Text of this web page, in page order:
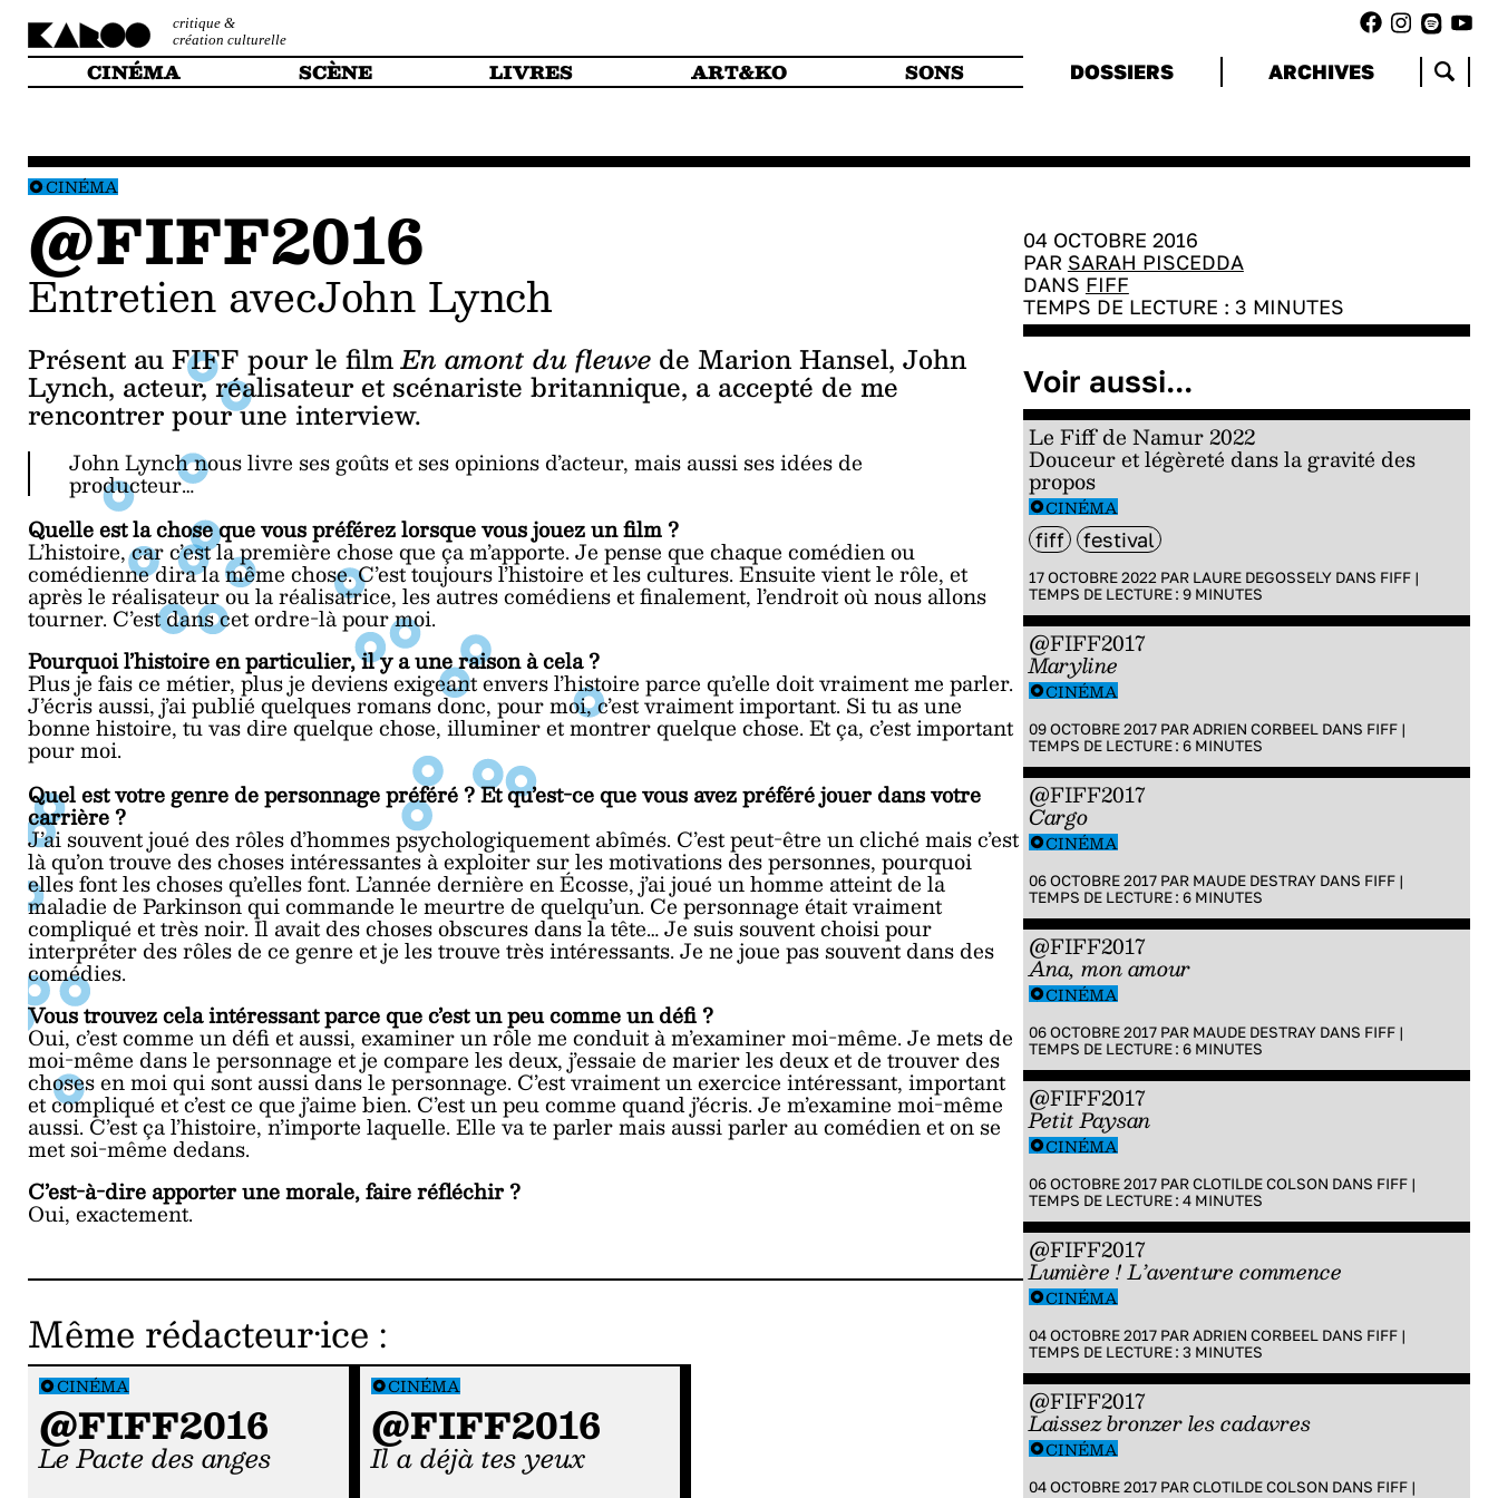
critique &
création culturelle
CINÉMA SCÈNE LIVRES ART&KO SONS DOSSIERS ARCHIVES
CINÉMA
@FIFF2016
Entretien avecJohn Lynch
Présent au FIFF pour le filmEn amont du fleuve de Marion Hansel, John
Lynch, acteur, réalisateur et scénariste britannique, a accepté de me
rencontrer pour une interview.
John Lynch nous livre ses goûts et ses opinions d’acteur, mais aussi ses idées de
producteur…
Quelle est la chose que vous préférez lorsque vous jouez un film ?
L’histoire, car c’est la première chose que ça m’apporte. Je pense que chaque comédien ou
comédienne dira la même chose. C’est toujours l’histoire et les cultures. Ensuite vient le rôle, et
après le réalisateur ou la réalisatrice, les autres comédiens et finalement, l’endroit où nous allons
tourner. C’est dans cet ordre-là pour moi.
Pourquoi l’histoire en particulier, il y a une raison à cela ?
Plus je fais ce métier, plus je deviens exigeant envers l’histoire parce qu’elle doit vraiment me parler.
J’écris aussi, j’ai publié quelques romans donc, pour moi, c’est vraiment important. Si tu as une
bonne histoire, tu vas dire quelque chose, illuminer et montrer quelque chose. Et ça, c’est important
pour moi.
Quel est votre genre de personnage préféré ? Et qu’est-ce que vous avez préféré jouer dans votre
carrière ?
J’ai souvent joué des rôles d’hommes psychologiquement abîmés. C’est peut-être un cliché mais c’est
là qu’on trouve des choses intéressantes à exploiter sur les motivations des personnes, pourquoi
elles font les choses qu’elles font. L’année dernière en Écosse, j’ai joué un homme atteint de la
maladie de Parkinson qui commande le meurtre de quelqu’un. Ce personnage était vraiment
compliqué et très noir. Il avait des choses obscures dans la tête… Je suis souvent choisi pour
interpréter des rôles de ce genre et je les trouve très intéressants. Je ne joue pas souvent dans des
comédies.
Vous trouvez cela intéressant parce que c’est un peu comme un défi ?
Oui, c’est comme un défi et aussi, examiner un rôle me conduit à m’examiner moi-même. Je mets de
moi-même dans le personnage et je compare les deux, j’essaie de marier les deux et de trouver des
choses en moi qui sont aussi dans le personnage. C’est vraiment un exercice intéressant, important
et compliqué et c’est ce que j’aime bien. C’est un peu comme quand j’écris. Je m’examine moi-même
aussi. C’est ça l’histoire, n’importe laquelle. Elle va te parler mais aussi parler au comédien et on se
met soi-même dedans.
C’est-à-dire apporter une morale, faire réfléchir ?
Oui, exactement.
Même rédacteur·ice :
CINÉMA
@FIFF2016
Le Pacte des anges
CINÉMA
@FIFF2016
Il a déjà tes yeux
04 OCTOBRE 2016
PAR SARAH PISCEDDA
DANS FIFF
TEMPS DE LECTURE : 3 MINUTES
Voir aussi...
Le Fiff de Namur 2022
Douceur et légèreté dans la gravité des
propos
CINÉMA
fiff festival
17 OCTOBRE 2022 PAR LAURE DEGOSSELYDANS FIFF|
TEMPS DE LECTURE : 9MINUTES
@FIFF2017
Maryline
CINÉMA
09 OCTOBRE 2017 PARADRIEN CORBEEL DANS FIFF|
TEMPS DE LECTURE : 6MINUTES
@FIFF2017
Cargo
CINÉMA
06 OCTOBRE 2017 PAR MAUDE DESTRAYDANS FIFF|
TEMPS DE LECTURE : 6MINUTES
@FIFF2017
Ana, mon amour
CINÉMA
06 OCTOBRE 2017 PAR MAUDE DESTRAYDANS FIFF|
TEMPS DE LECTURE : 6MINUTES
@FIFF2017
Petit Paysan
CINÉMA
06 OCTOBRE 2017 PARCLOTILDE COLSON DANS FIFF|
TEMPS DE LECTURE : 4MINUTES
@FIFF2017
Lumière ! L’aventure commence
CINÉMA
04 OCTOBRE 2017 PARADRIEN CORBEEL DANS FIFF|
TEMPS DE LECTURE : 3 MINUTES
@FIFF2017
Laissez bronzer les cadavres
CINÉMA
04 OCTOBRE 2017 PARCLOTILDE COLSON DANS FIFF|